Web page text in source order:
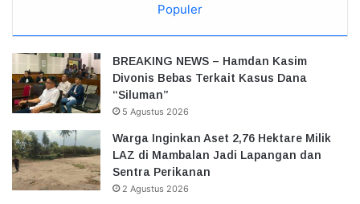
Populer
BREAKING NEWS – Hamdan Kasim
Divonis Bebas Terkait Kasus Dana
“Siluman”
5 Agustus 2026
Warga Inginkan Aset 2,76 Hektare Milik
LAZ di Mambalan Jadi Lapangan dan
Sentra Perikanan
2 Agustus 2026